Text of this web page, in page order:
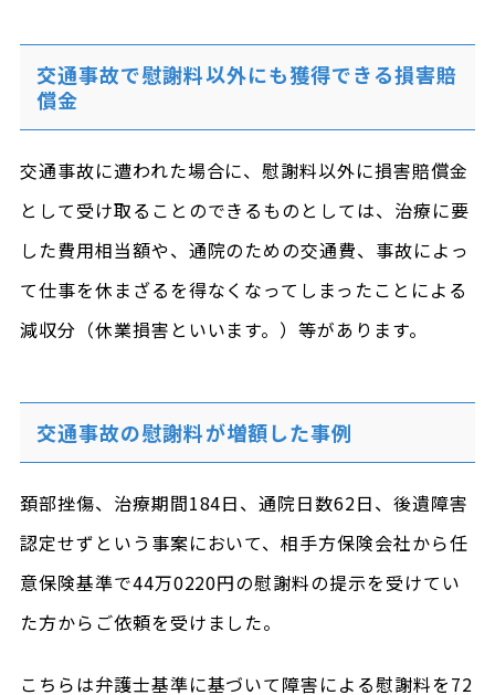
交通事故で慰謝料以外にも獲得できる損害賠
償金
交通事故に遭われた場合に、慰謝料以外に損害賠償金
として受け取ることのできるものとしては、治療に要
した費用相当額や、通院のための交通費、事故によっ
て仕事を休まざるを得なくなってしまったことによる
減収分（休業損害といいます。）等があります。
交通事故の慰謝料が増額した事例
頚部挫傷、治療期間184日、通院日数62日、後遺障害
認定せずという事案において、相手方保険会社から任
意保険基準で44万0220円の慰謝料の提示を受けてい
た方からご依頼を受けました。
こちらは弁護士基準に基づいて障害による慰謝料を72